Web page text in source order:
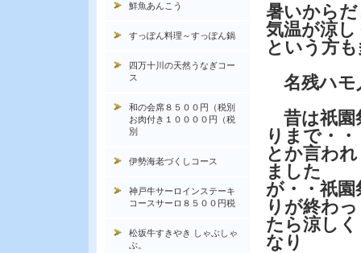
暑いから
気温が涼
という方
名残ハモ
昔は祇園
りまで・・
とか言われ
ました
が・・祇園
りが終わっ
たら涼しく
なり
鮮魚あんこう
すっぽん料理～すっぽん鍋
四万十川の天然うなぎコー
ス
和の会席８５００円（税別
お肉付き１００００円（税
別
伊勢海老づくしコース
神戸牛サーロインステーキ
コースサーロ８５００円税
松坂牛すきやき しゃぶしゃ
ぶ。